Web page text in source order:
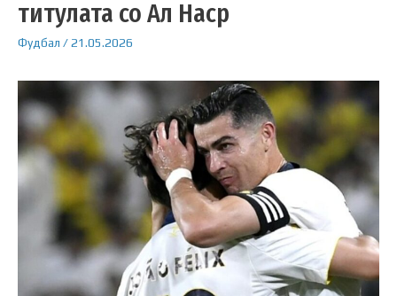
титулата со Ал Наср
Фудбал /21.05.2026